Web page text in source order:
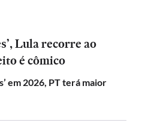
Lula recorre ao
é cômico
em 2026, PT terá maior